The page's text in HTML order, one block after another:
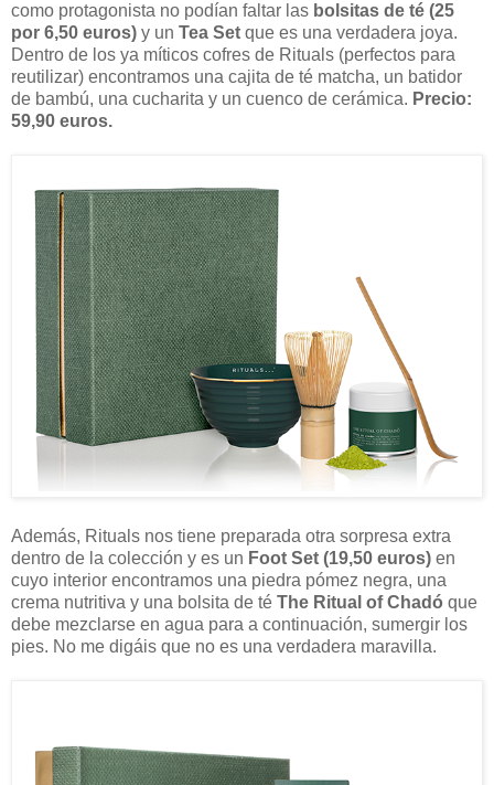
como protagonista no podían faltar las bolsitas de té (25
por 6,50 euros) y un Tea Set que es una verdadera joya.
Dentro de los ya míticos cofres de Rituals (perfectos para
reutilizar) encontramos una cajita de té matcha, un batidor
de bambú, una cucharita y un cuenco de cerámica. Precio:
59,90 euros.
Además, Rituals nos tiene preparada otra sorpresa extra
dentro de la colección y es un Foot Set (19,50 euros) en
cuyo interior encontramos una piedra pómez negra, una
crema nutritiva y una bolsita de té The Ritual of Chadó que
debe mezclarse en agua para a continuación, sumergir los
pies. No me digáis que no es una verdadera maravilla.